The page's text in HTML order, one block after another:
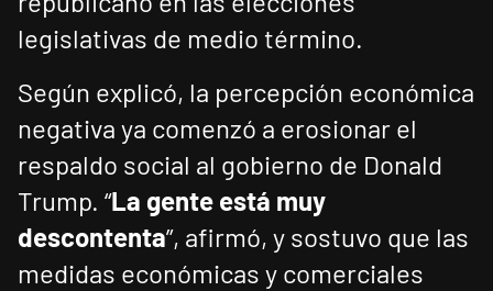
legislativas de medio término.
Según explicó, la percepción económica
negativa ya comenzó a erosionar el
respaldo social al gobierno de Donald
Trump. “La gente está muy
descontenta”, afirmó, y sostuvo que las
medidas económicas y comerciales